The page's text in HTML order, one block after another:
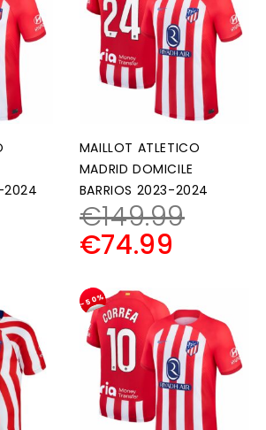
2024
MAILLOT ATLETICO
MADRID DOMICILE
BARRIOS 2023-2024
€149.99
€74.99
-50%